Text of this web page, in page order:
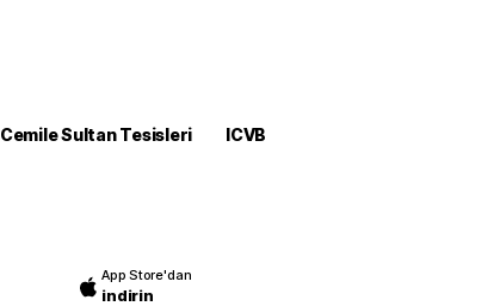
Cemile Sultan Tesisleri
ICVB
App Store'dan
indirin